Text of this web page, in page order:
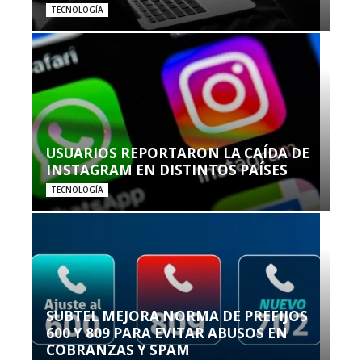
TECNOLOGÍA
USUARIOS REPORTARON LA CAÍDA DE
INSTAGRAM EN DISTINTOS PAÍSES
TECNOLOGÍA
SUBTEL MEJORA NORMA DE PREFIJOS
600 Y 809 PARA EVITAR ABUSOS EN
COBRANZAS Y SPAM